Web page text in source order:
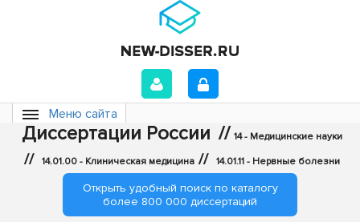
Меню сайта
Диссертации России // 14 - Медицинские науки
// 14.01.00 - Клиническая медицина // 14.01.11 - Нервные болезни
Открыть удобный поиск по каталогу
более 800 000 диссертаций